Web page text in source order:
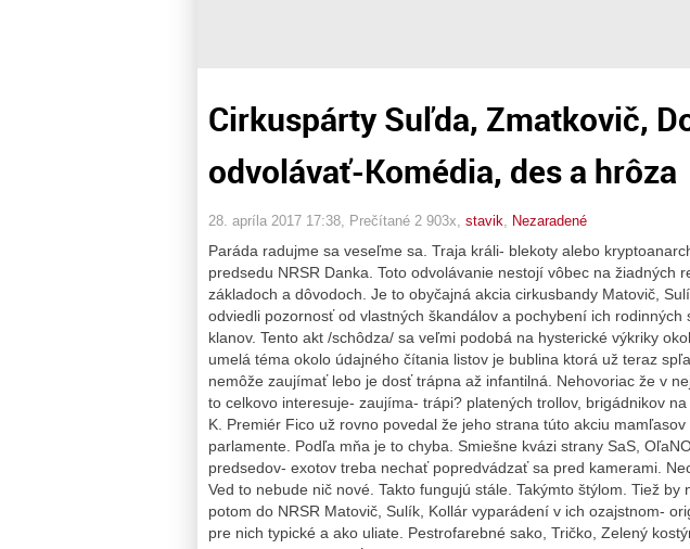
Cirkuspárty Suľda, Zmatkovič,
odvolávať-Komédia, des a hrôza
28. apríla 2017 17:38 , Prečítané 2 903x, stavik Nezaradené
Paráda radujme sa veseľme sa. Traja králi- blekoty alebo
predsedu NRSR Danka. Toto odvolávanie nestojí vôbec na žiadných
základoch a dôvodoch. Je to obyčajná akcia cirkusbandy Matovič,
odviedli pozornosť od vlastných škandálov a pochybení ich rodinných
klanov. Tento akt /schôdza/ sa veľmi podobá na hysterické výkriky
umelá téma okolo údajného čítania listov je bublina ktorá už teraz
nemôže zaujímať lebo je dosť trápna až infantilná. Nehovoriac že v
to celkovo interesuje- zaujíma- trápi? platených trollov, brigádnikov
K. Premiér Fico už rovno povedal že jeho strana túto akciu
parlamente. Podľa mňa je to chyba. Smiešne kvázi strany SaS,
predsedov- exotov treba nechať popredvádzať sa pred kamerami.
Ved to nebude nič nové. Takto fungujú stále. Takýmto štýlom. Tiež by
potom do NRSR Matovič, Sulík, Kollár vyparádení v ich ozajstnom-
pre nich typické a ako uliate. Pestrofarebné sako, Tričko, Zelený